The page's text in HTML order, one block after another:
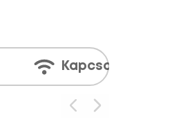
Kapcsolatok